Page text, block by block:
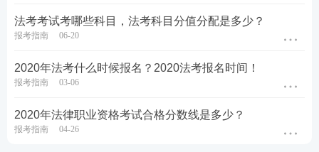
法考考试考哪些科目，法考科目分值分配是多少？
报考指南 06-20
2020年法考什么时候报名？2020法考报名时间！
报考指南 03-06
2020年法律职业资格考试合格分数线是多少？
报考指南 04-26